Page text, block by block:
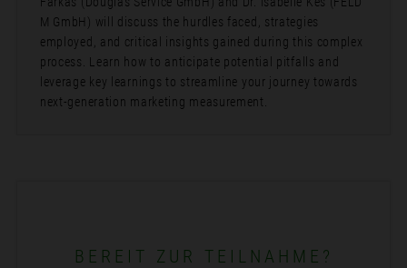
M GmbH) will discuss the hurdles faced, strategies
employed, and critical insights gained during this complex
process. Learn how to anticipate potential pitfalls and
leverage key learnings to streamline your journey towards
next-generation marketing measurement.
BEREIT ZUR TEILNAHME?